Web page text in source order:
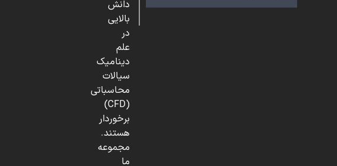
دانش
بالایی
در
علم
دینامیک
سیالات
محاسباتی
(CFD)
برخوردار
هستند.
مجموعه
ما